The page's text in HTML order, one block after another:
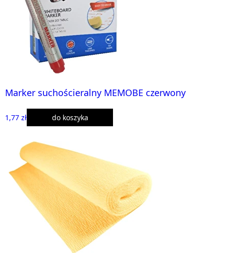
Marker suchościeralny MEMOBE czerwony
1,77 zł do koszyka